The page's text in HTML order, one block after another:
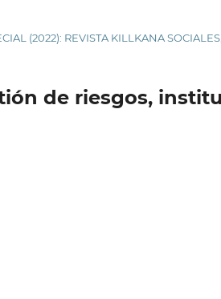
(2022): REVISTA KILLKANA
de riesgos,